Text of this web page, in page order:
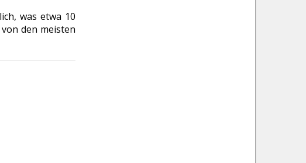
was etwa 10
von den meisten